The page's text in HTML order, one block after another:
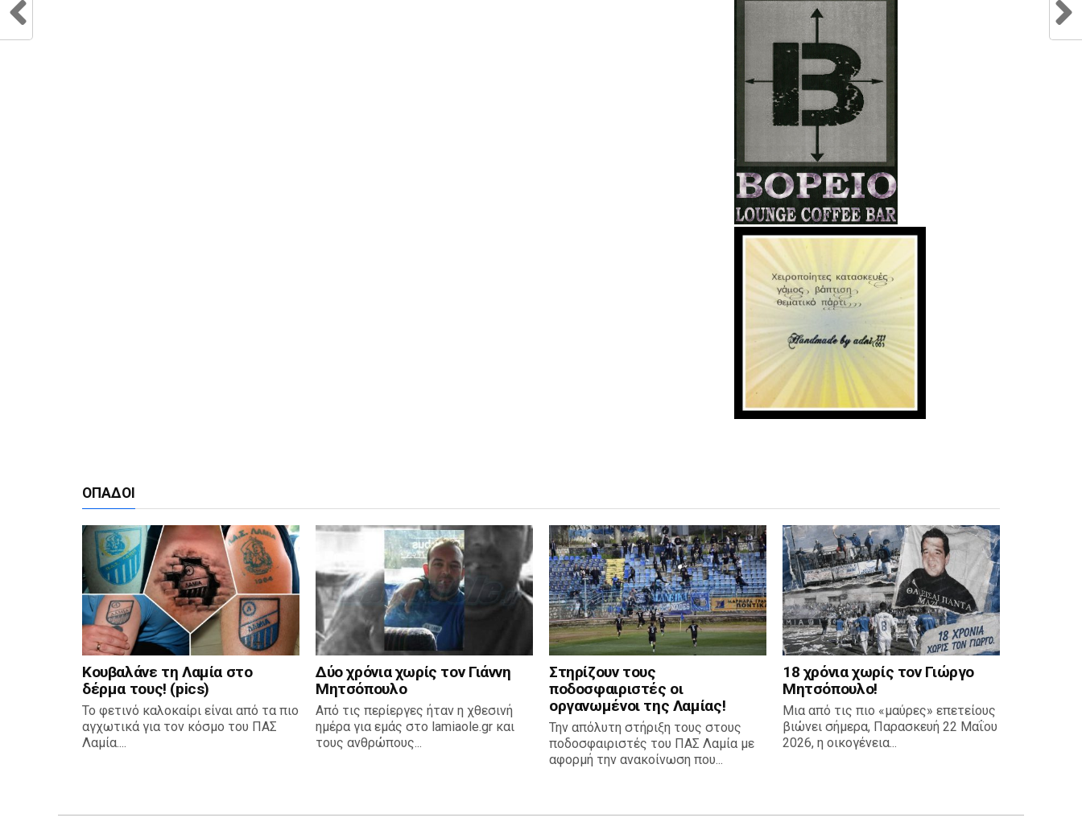
ΟΠΑΔΟΊ
Κουβαλάνε τη Λαμία στο
δέρμα τους! (pics)
Το φετινό καλοκαίρι είναι από τα πιο
αγχωτικά για τον κόσμο του ΠΑΣ
Λαμία....
Δύο χρόνια χωρίς τον Γιάννη
Μητσόπουλο
Από τις περίεργες ήταν η χθεσινή
ημέρα για εμάς στο lamiaole.gr και
τους ανθρώπους...
Στηρίζουν τους
ποδοσφαιριστές οι
οργανωμένοι της Λαμίας!
Την απόλυτη στήριξη τους στους
ποδοσφαιριστές του ΠΑΣ Λαμία με
αφορμή την ανακοίνωση που...
18 χρόνια χωρίς τον Γιώργο
Μητσόπουλο!
Μια από τις πιο «μαύρες» επετείους
βιώνει σήμερα, Παρασκευή 22 Μαΐου
2026, η οικογένεια...